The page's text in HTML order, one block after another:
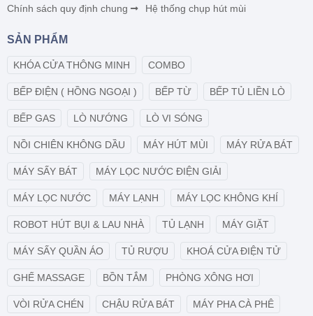
Chính sách quy định chung Hệ thống chụp hút mùi
SẢN PHẨM
KHÓA CỬA THÔNG MINH COMBO
BẾP ĐIỆN ( HỒNG NGOẠI ) BẾP TỪ BẾP TỦ LIỀN LÒ
BẾP GAS LÒ NƯỚNG LÒ VI SÓNG
NỒI CHIÊN KHÔNG DẦU MÁY HÚT MÙI MÁY RỬA BÁT
MÁY SẤY BÁT MÁY LỌC NƯỚC ĐIỆN GIẢI
MÁY LỌC NƯỚC MÁY LẠNH MÁY LỌC KHÔNG KHÍ
ROBOT HÚT BỤI & LAU NHÀ TỦ LẠNH MÁY GIẶT
MÁY SẤY QUẦN ÁO TỦ RƯỢU KHOÁ CỬA ĐIỆN TỬ
GHẾ MASSAGE BỒN TẮM PHÒNG XÔNG HƠI
VÒI RỬA CHÉN CHẬU RỬA BÁT MÁY PHA CÀ PHÊ